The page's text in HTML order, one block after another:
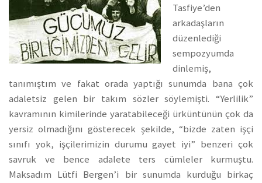
Tasfiye’den
arkadaşların
düzenlediği
sempozyumda
dinlemiş,
tanımıştım ve fakat orada yaptığı sunumda bana çok
adaletsiz gelen bir takım sözler söylemişti. “Yerlilik”
kavramının kimilerinde yaratabileceği ürküntünün çok da
yersiz olmadığını gösterecek şekilde, “bizde zaten işçi
sınıfı yok, işçilerimizin durumu gayet iyi” benzeri çok
savruk ve bence adalete ters cümleler kurmuştu.
Maksadım Lütfi Bergen’i bir sunumda kurduğu birkaç